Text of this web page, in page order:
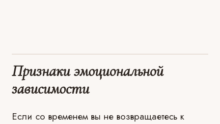
Признаки эмоциональной
зависимости
Если со временем вы не возвращаетесь к